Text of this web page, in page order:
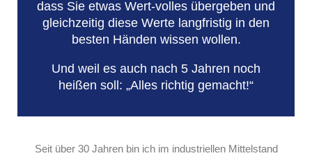
dass Sie etwas Wert-volles übergeben und
gleichzeitig diese Werte langfristig in den
besten Händen wissen wollen.
Und weil es auch nach 5 Jahren noch
heißen soll: „Alles richtig gemacht!“
Seit über 30 Jahren bin ich im industriellen Mittelstand